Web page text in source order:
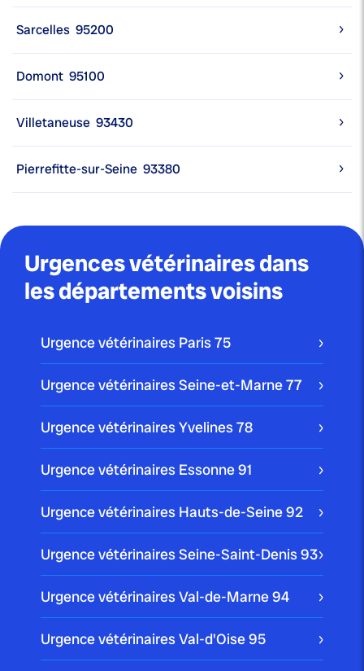
Sarcelles 95200
Domont 95100
Villetaneuse 93430
Pierrefitte-sur-Seine 93380
Urgences vétérinaires dans
les départements voisins
Urgence vétérinaires Paris75
Urgence vétérinaires Seine-et-Marne77
Urgence vétérinaires Yvelines78
Urgence vétérinaires Essonne91
Urgence vétérinaires Hauts-de-Seine92
Urgence vétérinaires Seine-Saint-Denis93
Urgence vétérinaires Val-de-Marne94
Urgence vétérinaires Val-d'Oise95